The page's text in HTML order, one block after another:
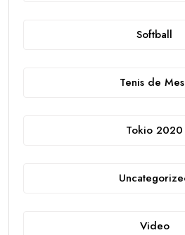
Softball
Tenis de
Tokio 2020
Video